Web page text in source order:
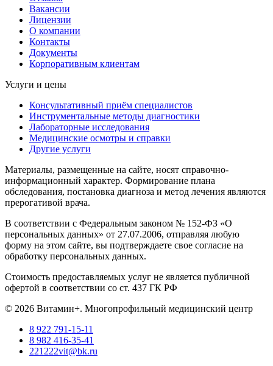
Вакансии
Лицензии
О компании
Контакты
Документы
Корпоративным клиентам
Услуги и цены
Консультативный приём специалистов
Инструментальные методы диагностики
Лабораторные исследования
Медицинские осмотры и справки
Другие услуги
Материалы, размещенные на сайте, носят справочно-
информационный характер. Формирование плана
обследования, постановка диагноза и метод лечения являются
прерогативой врача.
В соответствии с Федеральным законом № 152-ФЗ «О
персональных данных» от 27.07.2006, отправляя любую
форму на этом сайте, вы подтверждаете свое согласие на
обработку персональных данных.
Стоимость предоставляемых услуг не является публичной
офертой в соответствии со ст. 437 ГК РФ
© 2026 Витамин+. Многопрофильный медицинский центр
8 922 791-15-11
8 982 416-35-41
221222vit@bk.ru